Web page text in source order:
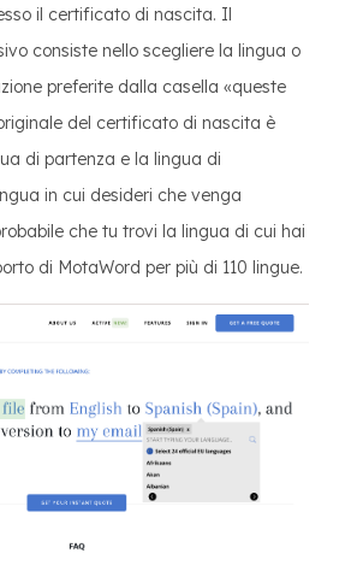
il certificato di nascita. Il
consiste nello scegliere la lingua o
preferite dalla casella «queste
del certificato di nascita è
di partenza e la lingua di
in cui desideri che venga
che tu trovi la lingua di cui hai
di MotaWord per più di 110 lingue.